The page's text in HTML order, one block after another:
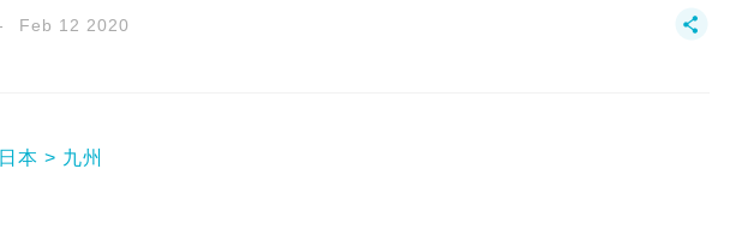
Feb 12 2020
日本 九州